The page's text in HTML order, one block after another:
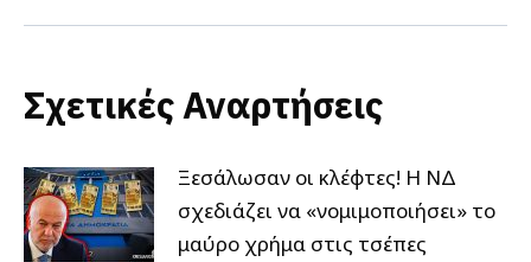
Σχετικές Αναρτήσεις
Ξεσάλωσαν οι κλέφτες! Η ΝΔ
σχεδιάζει να «νομιμοποιήσει» το
μαύρο χρήμα στις τσέπες